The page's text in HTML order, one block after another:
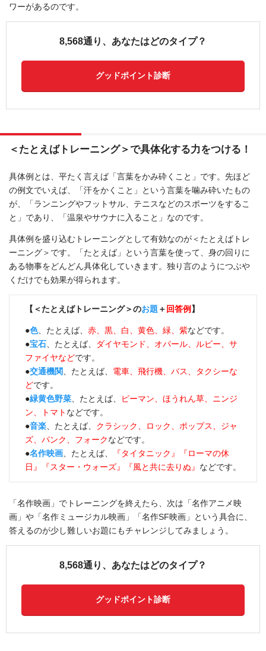
ワーがあるのです。
8,568通り、あなたはどのタイプ？
グッドポイント診断
＜たとえばトレーニング＞で具体化する力をつける！
具体例とは、平たく言えば「言葉をかみ砕くこと」です。先ほど
の例文でいえば、「汗をかくこと」という言葉を噛み砕いたもの
が、「ランニングやフットサル、テニスなどのスポーツをするこ
と」であり、「温泉やサウナに入ること」なのです。
具体例を盛り込むトレーニングとして有効なのが＜たとえばトレ
ーニング＞です。「たとえば」という言葉を使って、身の回りに
ある物事をどんどん具体化していきます。独り言のようにつぶや
くだけでも効果が得られます。
【＜たとえばトレーニング＞のお題 ＋ 回答例 】
●色、たとえば、 赤、黒、白、黄色、緑、紫などです。
●宝石、たとえば、
ダイヤモンド、オパール、ルビー、サ
ファイヤなどです。
●交通機関、たとえば、 電車、飛行機、バス、タクシーな
どです。
●緑黄色野菜、たとえば、
ピーマン、ほうれん草、ニンジ
ン、トマト などです。
●音楽、たとえば、 クラシック、ロック、ポップス、ジャ
ズ、パンク、フォークなどです。
●名作映画、たとえば、
『タイタニック』『ローマの休
日』『スター・ウォーズ』『風と共に去りぬ』 などです。
「名作映画」でトレーニングを終えたら、次は「名作アニメ映
画」や「名作ミュージカル映画」「名作SF映画」という具合に、
答えるのが少し難しいお題にもチャレンジしてみましょう。
8,568通り、あなたはどのタイプ？
グッドポイント診断